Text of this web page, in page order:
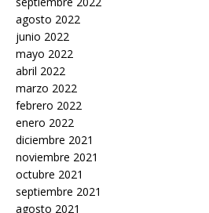
agosto 2022
junio 2022
mayo 2022
abril 2022
marzo 2022
febrero 2022
enero 2022
diciembre 2021
noviembre 2021
octubre 2021
septiembre 2021
agosto 2021